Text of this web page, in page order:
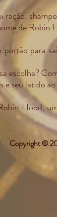
ração,
de Robin
portão para
escolha?
e seu latido
Hood,
Copyright ©